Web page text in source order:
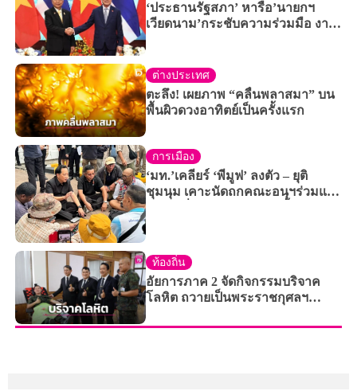
‘ประธานรัฐสภา’ หารือ’นายกฯ
เวียดนาม’กระชับความร่วมมือ งาน
นิติบัญญัติ เน้นป้องกัน – ปราบปราม
ต่างประเทศ
ตะลึง! เผยภาพ “คลื่นพลาสมา” บน
พื้นผิวดวงอาทิตย์เป็นครั้งแรก
การเมือง
‘มท.’เคลียร์ ‘พีมูฟ’ ลงตัว – ยุติ
ชุมนุม เคาะนัดถกคณะอนุฯร่วมแก้
ปัญหาที่ดินทำกิน 19 ส.ค.นี้
ท้องถิ่น
อัยการภาค 2 จัดกิจกรรมบริจาค
โลหิต ถวายเป็นพระราชกุศลฯ
พร้อมเปิดให้ประชาชนเข้าชมห้อง
ทรงงานของพระองค์ภา